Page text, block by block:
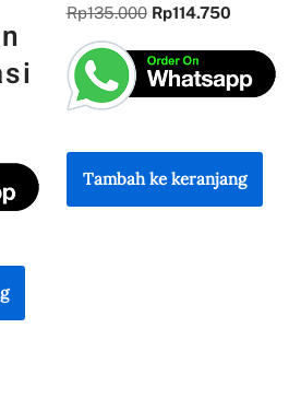
REFLEKSI
KEBANGSAAN
Rp300.000 Rp255.000